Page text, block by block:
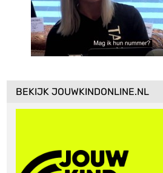
BEKIJK JOUWKINDONLINE.NL